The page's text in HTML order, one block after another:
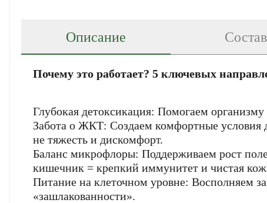
Описание
Почему это работает? 5 ключевых
Глубокая детоксикация: Помогаем
Забота о ЖКТ: Создаем комфортные условия
не тяжесть и дискомфорт.
Баланс микрофлоры: Поддерживаем рост
кишечник = крепкий иммунитет и чистая
Питание на клеточном уровне: Восполняем
«зашлакованности».
Состав
Телефон
Код
Email
Введите корректное
Ваш
Фамилия
Фамилия